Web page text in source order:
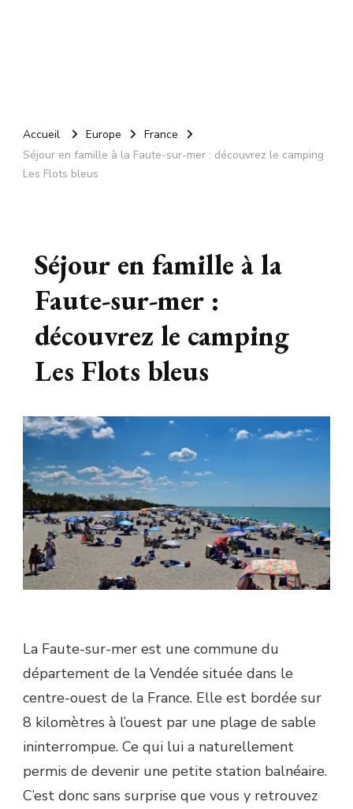
Accueil Europe
France
Séjour en famille à la Faute-sur-mer : découvrez le camping
Les Flots bleus
Séjour en famille à la
Faute-sur-mer :
découvrez le camping
Les Flots bleus
La Faute-sur-mer est une commune du
département de la Vendée située dans le
centre-ouest de la France. Elle est bordée sur
8 kilomètres à l’ouest par une plage de sable
ininterrompue. Ce qui lui a naturellement
permis de devenir une petite station balnéaire.
C’est donc sans surprise que vous y retrouvez